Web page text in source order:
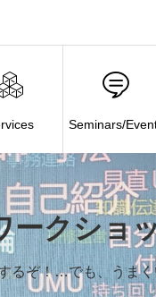
Seminars/
ークショ
るぞ！…でも、うま